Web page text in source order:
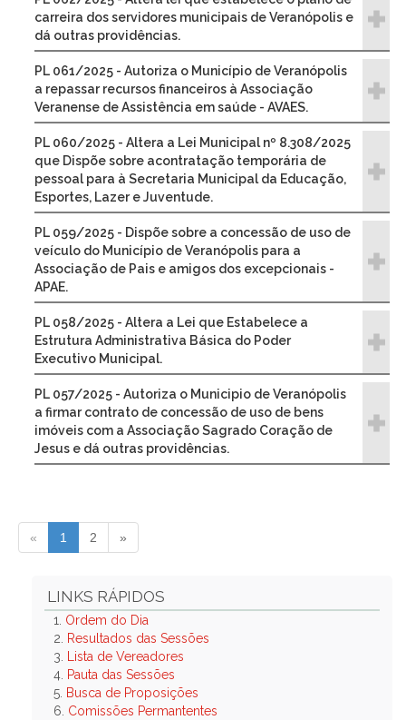
carreira dos servidores municipais de Veranópolis e
dá outras providências.
PL 061/2025 - Autoriza o Município de Veranópolis
a repassar recursos financeiros à Associação
Veranense de Assistência em saúde - AVAES.
PL 060/2025 - Altera a Lei Municipal nº 8.308/2025
que Dispõe sobre acontratação temporária de
pessoal para à Secretaria Municipal da Educação,
Esportes, Lazer e Juventude.
PL 059/2025 - Dispõe sobre a concessão de uso de
veículo do Município de Veranópolis para a
Associação de Pais e amigos dos excepcionais -
APAE.
PL 058/2025 - Altera a Lei que Estabelece a
Estrutura Administrativa Básica do Poder
Executivo Municipal.
PL 057/2025 - Autoriza o Municipio de Veranópolis
a firmar contrato de concessão de uso de bens
imóveis com a Associação Sagrado Coração de
Jesus e dá outras providências.
« 1 2 »
LINKS RÁPIDOS
1. Ordem do Dia
2.
Resultados das Sessões
3.
Lista de Vereadores
4. Pauta das Sessões
5. Busca de Proposições
6. Comissões Permantentes